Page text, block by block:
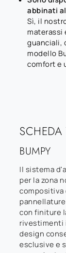
abbinati
Sì, il
materassi
guanciali,
modello
comfort e
BUMPY
Il sistema
per la zona
compositiva
con finiture
rivestimenti
design
esclusive e